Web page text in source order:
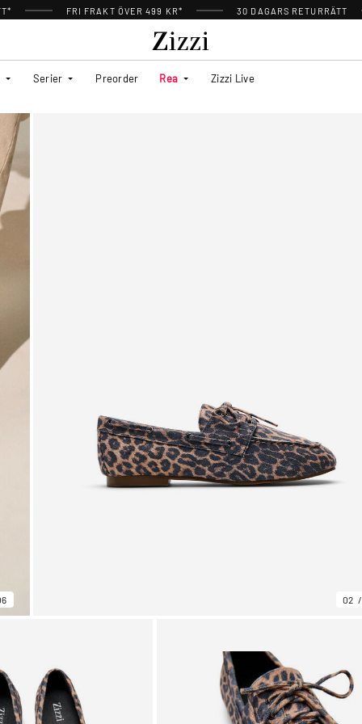
FRI FRAKT ÖVER 499 KR* 30 DAGARS RETURRÄTT
Serier Preorder Rea Zizzi Live
02